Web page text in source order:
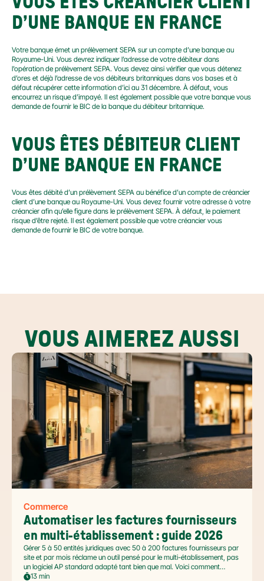
D’UNE BANQUE EN FRANCE
Votre banque émet un prélèvement SEPA sur un compte d’une banque au
Royaume-Uni. Vous devrez indiquer l’adresse de votre débiteur dans
l’opération de prélèvement SEPA. Vous devez ainsi vérifier que vous détenez
d’ores et déjà l’adresse de vos débiteurs britanniques dans vos bases et à
défaut récupérer cette information d’ici au 31 décembre. À défaut, vous
encourrez un risque d’impayé. Il est également possible que votre banque vous
demande de fournir le BIC de la banque du débiteur britannique.
VOUS ÊTES DÉBITEUR CLIENT
D’UNE BANQUE EN FRANCE
Vous êtes débité d’un prélèvement SEPA au bénéfice d’un compte de créancier
client d’une banque au Royaume-Uni. Vous devez fournir votre adresse à votre
créancier afin qu’elle figure dans le prélèvement SEPA. À défaut, le paiement
risque d’être rejeté. Il est également possible que votre créancier vous
demande de fournir le BIC de votre banque.
VOUS AIMEREZ AUSSI
Commerce
Automatiser les factures fournisseurs
en multi-établissement : guide 2026
Gérer 5 à 50 entités juridiques avec 50 à 200 factures fournisseurs par
site et par mois réclame un outil pensé pour le multi-établissement, pas
un logiciel AP standard adapté tant bien que mal. Voici comment
automatiser sans casser la gouvernance locale, capturer le levier BFR
13 min